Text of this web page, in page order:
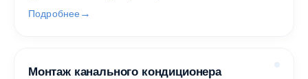
Подробнее
Монтаж канального кондиционера